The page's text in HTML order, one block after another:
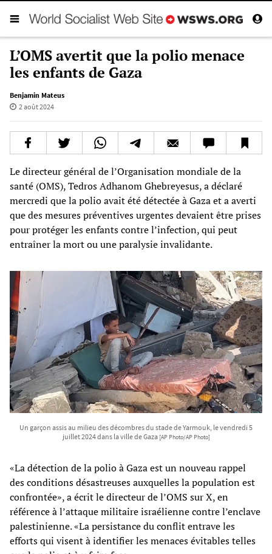
L’OMS avertit que la polio menace
les enfants de Gaza
Benjamin Mateus
2 août 2024
Le directeur général de l’Organisation mondiale de la
santé (OMS), Tedros Adhanom Ghebreyesus, a déclaré
mercredi que la polio avait été détectée à Gaza et a averti
que des mesures préventives urgentes devaient être prises
pour protéger les enfants contre l’infection, qui peut
entraîner la mort ou une paralysie invalidante.
Un garçon assis au milieu des décombres du stade de Yarmouk, le vendredi 5
juillet 2024 dans la ville de Gaza [AP Photo/AP Photo]
«La détection de la polio à Gaza est un nouveau rappel
des conditions désastreuses auxquelles la population est
confrontée», a écrit le directeur de l’OMS sur X, en
référence à l’attaque militaire israélienne contre l’enclave
palestinienne. «La persistance du conflit entrave les
efforts qui visent à identifier les menaces évitables telles